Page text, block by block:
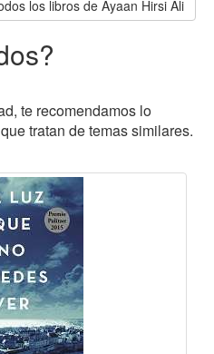
los libros de Ayaan Hirsi Ali
te recomendamos lo
tratan de temas similares.